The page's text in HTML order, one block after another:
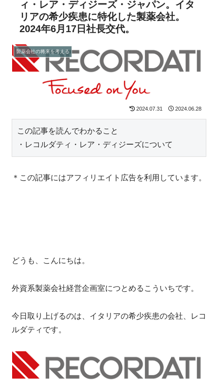
ィ・レア・ディジーズ・ジャパン。イタ
リアの希少疾患に特化した製薬会社。
2024年6月17日社長交代。
製薬会社の将来を考える
2024.07.31 2024.06.28
この記事を読んでわかること
・レコルダティ・レア・ディジーズについて
＊この記事にはアフィリエイト広告を利用しています。
どうも、こんにちは。
外資系製薬会社経営企画室につとめるこういちです。
今日取り上げるのは、イタリアの希少疾患の会社、レコ
ルダティです。